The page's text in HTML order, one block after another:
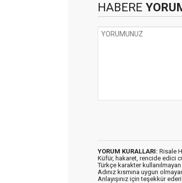
HABERE
YORUM KURALLARI: Risale
Küfür, hakaret, rencide edici
Türkçe karakter kullanılmayan
Adınız kısmına uygun
Anlayışınız için teşekkür